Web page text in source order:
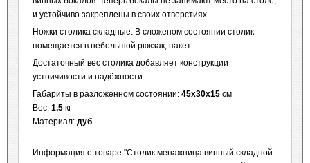
и устойчиво закреплены в своих отверстиях.
Ножки столика складные. В сложеном состоянии столик
помещается в небольшой рюкзак, пакет.
Достаточный вес столика добавляет конструкции
устоичивости и надёжности.
Габариты в разложенном состоянии: 45х30х15 см
Вес: 1,5 кг
Материал: дуб
Информация о товаре "Столик менажница винный складной